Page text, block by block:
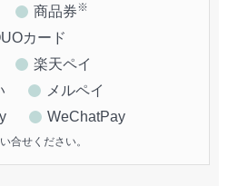
商品券※
カード
楽天ペイ
メルペイ
WeChatPay
合せください。